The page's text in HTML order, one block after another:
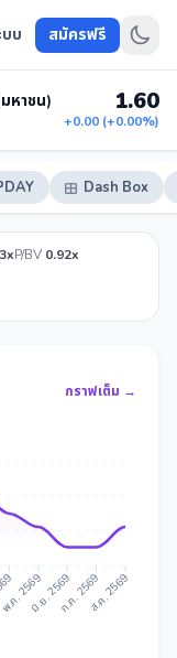
บบ สมัครฟรี
หาชน) 1.60
+0.00 (+0.00%)
Dash Box
P/BV 0.92x
กราฟเต็ม →
. 2569มิ.ย. 2569ก.ค. 2569ส.ค. 2569